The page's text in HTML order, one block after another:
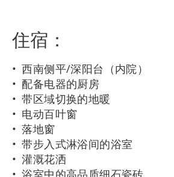
住宿：
西南侧平/深阳台（内院）
配备电器的厨房
带区域切换的地暖
电动百叶窗
落地窗
带步入式淋浴间的浴室
灌溉花洒
浴室中的高品质细石瓷砖